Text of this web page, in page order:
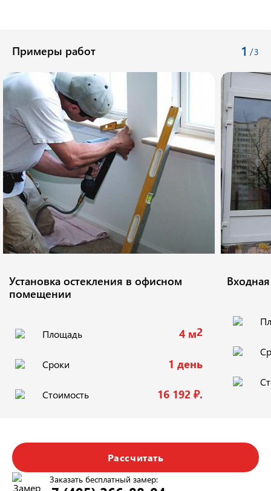
Установка остекления в офисном
помещении
Площадь 4 м2
Сроки 1 день
Стоимость 16 192 ₽.
Примеры работ 1 /3
Рассчитать
Заказать бесплатный замер: